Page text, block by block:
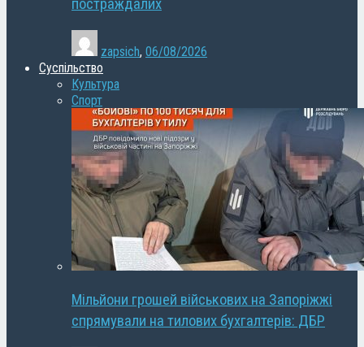
постраждалих
zapsich, 06/08/2026
Суспільство
Культура
Спорт
Мільйони грошей військових на Запоріжжі
спрямували на тилових бухгалтерів: ДБР